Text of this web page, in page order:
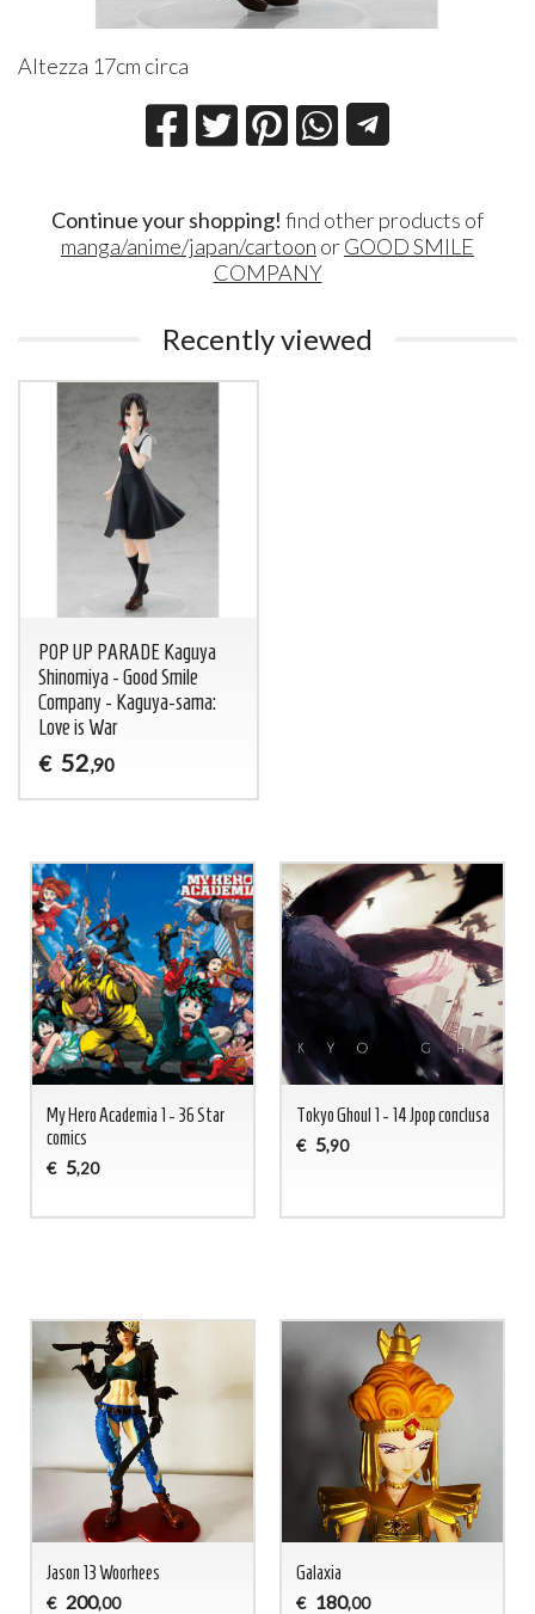
Altezza 17cm circa
Continue your shopping! find other products of
manga/anime/japan/cartoon orGOOD SMILE
COMPANY
Recently viewed
POP UP PARADE Kaguya
Shinomiya - Good Smile
Company - Kaguya-sama:
Love is War
€ 52,90
My Hero Academia 1 - 36 Star
comics
€ 5,20
Tokyo Ghoul 1 - 14 Jpop conclusa
€ 5,90
Jason 13 Woorhees
€ 200,00
Galaxia
€ 180,00